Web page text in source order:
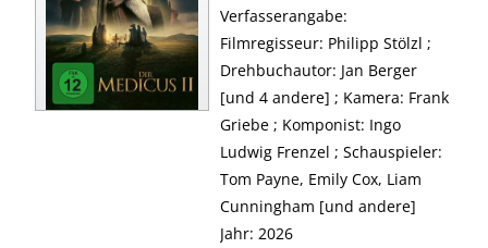
Verfasserangabe:
Filmregisseur: Philipp Stölzl ;
Drehbuchautor: Jan Berger
[und 4 andere] ; Kamera: Frank
Griebe ; Komponist: Ingo
Ludwig Frenzel ; Schauspieler:
Tom Payne, Emily Cox, Liam
Cunningham [und andere]
Jahr: 2026